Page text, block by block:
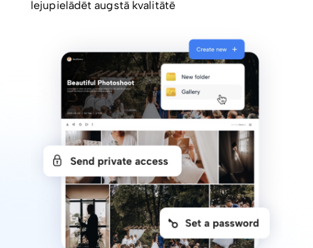
lejupielādēt augstā kvalitātē